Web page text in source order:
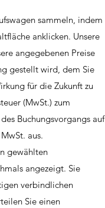
sammeln, indem
anklicken. Unsere
angegebenen Preise
gestellt wird, dem Sie
für die Zukunft zu
(MwSt.) zum
Buchungsvorgangs auf
aus.
gewählten
angezeigt. Sie
verbindlichen
Sie einen